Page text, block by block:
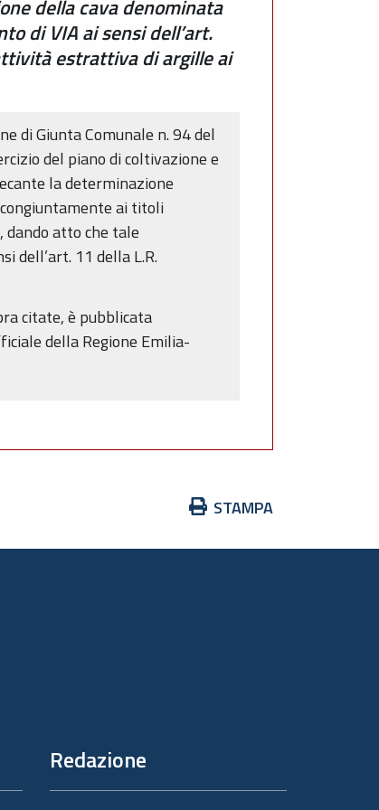
della cava denominata
di VIA ai sensi dell’art.
estrattiva di argille ai
di Giunta Comunale n. 94 del
del piano di coltivazione e
la determinazione
ai titoli
atto che tale
dell’art. 11 della L.R.
citate, è pubblicata
della Regione Emilia-
Azioni
documento
STAMPA
Redazione